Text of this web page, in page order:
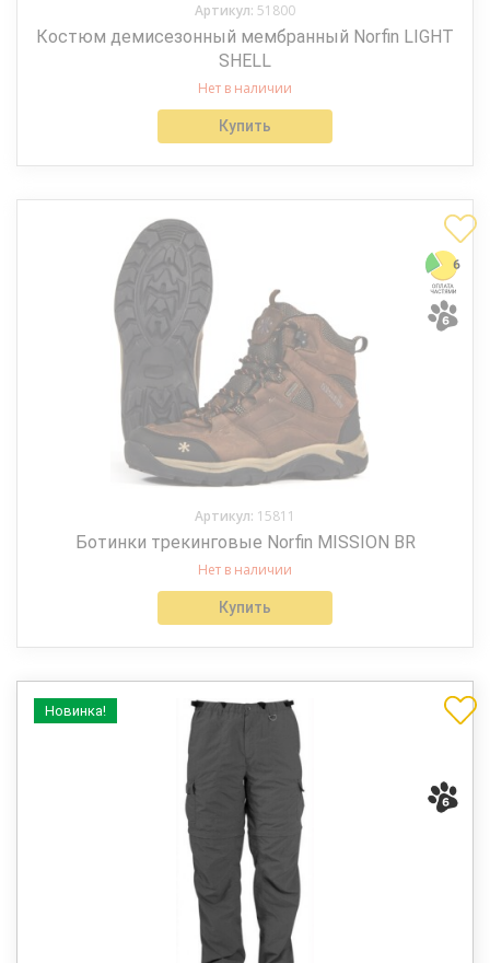
Артикул: 51800
Костюм демисезонный мембранный Norfin LIGHT
SHELL
Нет в наличии
Купить
Артикул: 15811
Ботинки трекинговые Norfin MISSION BR
Нет в наличии
Купить
Новинка!